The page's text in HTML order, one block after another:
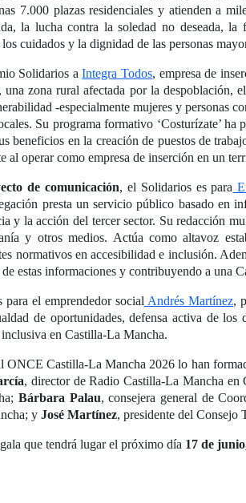
7.000 plazas residenciales y atienden a
la lucha contra la soledad no deseada,
cuidados y la dignidad de las personas
Solidarios aIntegra Todos, empresa de
zona rural afectada por la
-especialmente mujeres y
Su programa formativo ‘Costurízate’
beneficios en la creación de puestos de
operar como empresa de inserción en un
de comunicación, el Solidarios es para
presta un servicio público basado en
y la acción del tercer sector. Su redacción
y otros medios. Actúa como altavoz
normativos en accesibilidad e inclusión.
estas informaciones y contribuyendo a una
para el emprendedor social Andrés Martínez,
de oportunidades, defensa activa de
en Castilla-La Mancha.
ONCE Castilla-La Mancha 2026 lo han
, director de Radio Castilla-La Mancha
Bárbara Palau, consejera general de
y José Martínez, presidente del
que tendrá lugar el próximo día 17 de